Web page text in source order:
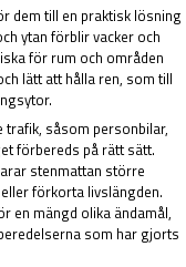
dem till en praktisk lösning
ytan förblir vacker och
för rum och områden
lätt att hålla ren, som till
såsom personbilar,
förbereds på rätt sätt.
stenmattan större
förkorta livslängden.
en mängd olika ändamål,
som har gjorts